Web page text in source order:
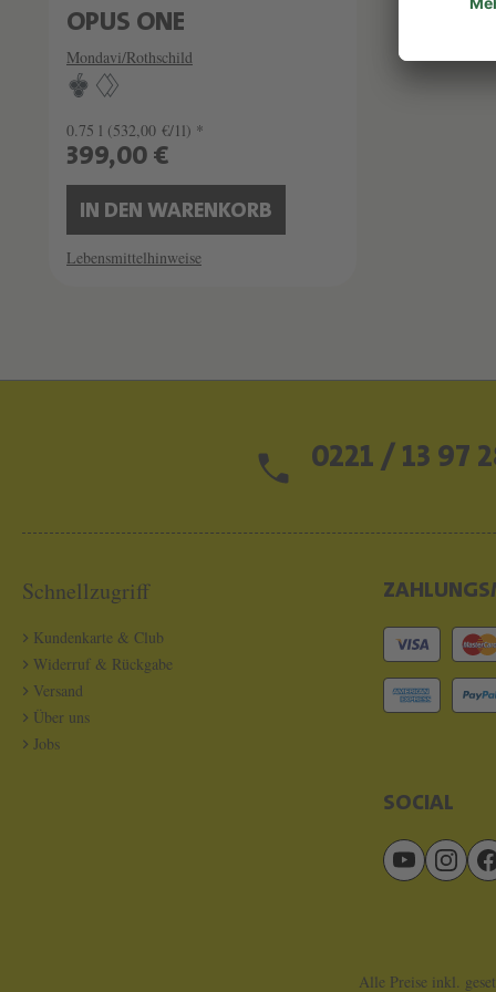
OPUS ONE
Mondavi/Rothschild
0.75 l (532,00 €/1l) *
399,00 €
IN DEN WARENKORB
Lebensmittelhinweise
0221 / 13 97
Schnellzugriff
Kundenkarte & Club
Widerruf & Rückgabe
Versand
Über uns
Jobs
SOCIAL
Alle Preise inkl.